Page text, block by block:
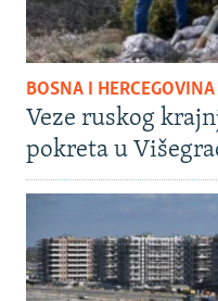
BOSNA I HERCEGOVINA
Veze ruskog
pokreta u